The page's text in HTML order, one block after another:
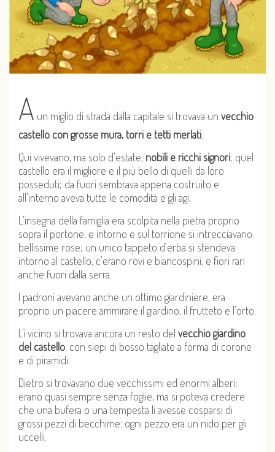
A un miglio di strada dalla capitale si trovava un vecchio
castello con grosse mura, torri e tetti merlati
Qui vivevano, ma solo d’estate, nobili e ricchi signori; quel
castello era il migliore e il più bello di quelli da loro
posseduti; da fuori sembrava appena costruito e
all’interno aveva tutte le comodità e gli agi.
L’insegna della famiglia era scolpita nella pietra proprio
sopra il portone, e intorno e sul torrione si intrecciavano
bellissime rose; un unico tappeto d’erba si stendeva
intorno al castello, c’erano rovi e biancospini, e fiori rari
anche fuori dalla serra.
I padroni avevano anche un ottimo giardiniere, era
proprio un piacere ammirare il giardino, il frutteto e l’orto.
Lì vicino si trovava ancora un resto del vecchio giardino
del castello, con siepi di bosso tagliate a forma di corone
e di piramidi.
Dietro si trovavano due vecchissimi ed enormi alberi;
erano quasi sempre senza foglie, ma si poteva credere
che una bufera o una tempesta li avesse cosparsi di
grossi pezzi di becchime: ogni pezzo era un nido per gli
uccelli.